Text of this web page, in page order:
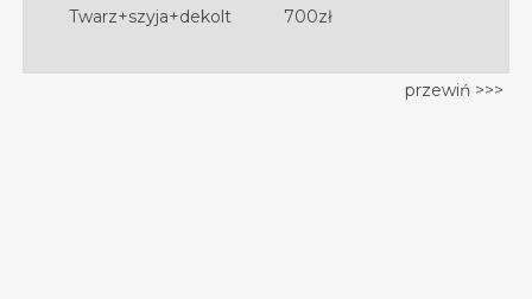
Twarz+szyja+dekolt
700zł